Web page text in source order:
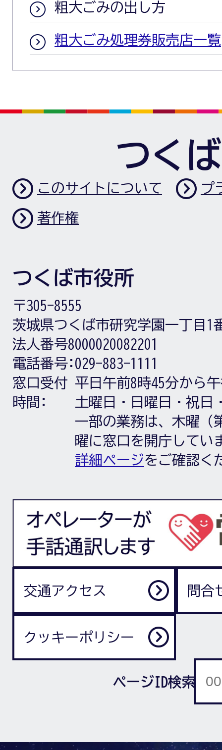
粗大ごみの出し方
粗大ごみ処理券販売店一覧
つく
このサイトについて プ
著作権
つくば市役所
〒305-8555
茨城県つくば市研究学園一丁目1
法人番号8000020082201
電話番号: 029-883-1111
窓口受付
時間:
平日午前8時45分から
土曜日・日曜日・祝日
一部の業務は、木曜（
曜に窓口を開庁してい
詳細ページをご確認く
交通アクセス 問合
クッキーポリシー
ページID検索